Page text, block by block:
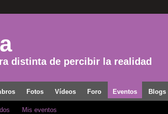
distinta de percibir la realidad
Fotos Vídeos Foro Eventos Blogs
Mis eventos